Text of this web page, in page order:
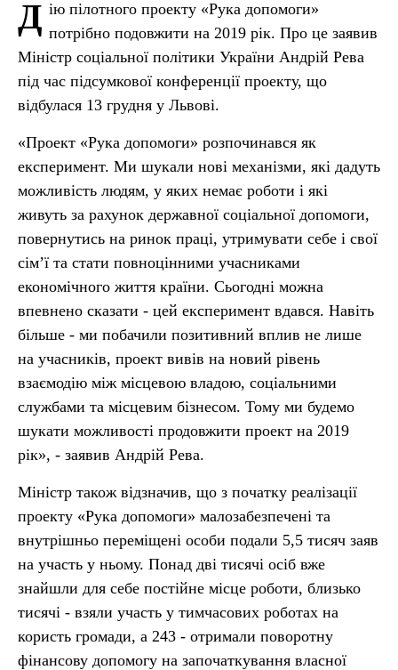
Д ію пілотного проекту «Рука допомоги»
потрібно подовжити на 2019 рік. Про це заявив
Міністр соціальної політики України Андрій Рева
під час підсумкової конференції проекту, що
відбулася 13 грудня у Львові.
«Проект «Рука допомоги» розпочинався як
експеримент. Ми шукали нові механізми, які дадуть
можливість людям, у яких немає роботи і які
живуть за рахунок державної соціальної допомоги,
повернутись на ринок праці, утримувати себе і свої
сім’ї та стати повноцінними учасниками
економічного життя країни. Сьогодні можна
впевнено сказати - цей експеримент вдався. Навіть
більше - ми побачили позитивний вплив не лише
на учасників, проект вивів на новий рівень
взаємодію між місцевою владою, соціальними
службами та місцевим бізнесом. Тому ми будемо
шукати можливості продовжити проект на 2019
рік», - заявив Андрій Рева.
Міністр також відзначив, що з початку реалізації
проекту «Рука допомоги» малозабезпечені та
внутрішньо переміщені особи подали 5,5 тисяч заяв
на участь у ньому. Понад дві тисячі осіб вже
знайшли для себе постійне місце роботи, близько
тисячі - взяли участь у тимчасових роботах на
користь громади, а 243 - отримали поворотну
фінансову допомогу на започаткування власної